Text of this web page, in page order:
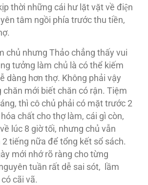
thời những cái hư lặt vặt về điện
tâm ngồi phía trước thu tiền,
chủ nhưng Thảo chẳng thấy vui
tưởng làm chủ là có thể kiếm
dàng hơn thợ. Không phải vậy
chăn mới biết chăn có rận. Tiệm
thì cô chủ phải có mặt trước 2
chất cho thợ làm, cái gì còn,
lúc 8 giờ tối, nhưng chủ vẫn
tiếng nữa để tổng kết sổ sách.
mới nhớ rõ ràng cho từng
tuần rất dễ sai sót, lầm
cãi vã.